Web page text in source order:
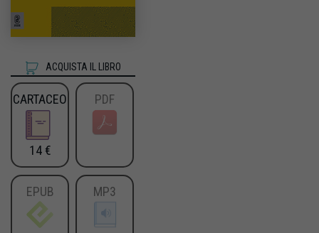
ACQUISTA IL LIBRO
CARTACEO
14 €
PDF
EPUB MP3